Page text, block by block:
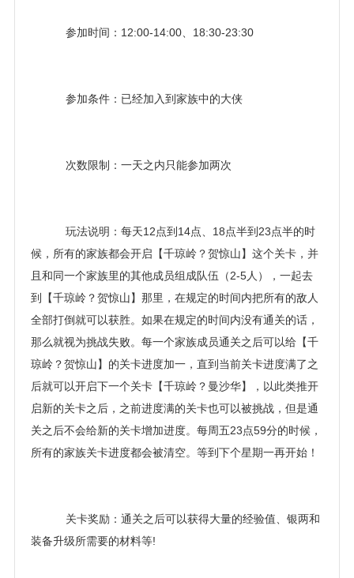
参加时间：12:00-14:00、18:30-23:30
参加条件：已经加入到家族中的大侠
次数限制：一天之内只能参加两次
玩法说明：每天12点到14点、18点半到23点半的时
候，所有的家族都会开启【千琼岭？贺惊山】这个关卡，并
且和同一个家族里的其他成员组成队伍（2-5人），一起去
到【千琼岭？贺惊山】那里，在规定的时间内把所有的敌人
全部打倒就可以获胜。如果在规定的时间内没有通关的话，
那么就视为挑战失败。每一个家族成员通关之后可以给【千
琼岭？贺惊山】的关卡进度加一，直到当前关卡进度满了之
后就可以开启下一个关卡【千琼岭？曼沙华】，以此类推开
启新的关卡之后，之前进度满的关卡也可以被挑战，但是通
关之后不会给新的关卡增加进度。每周五23点59分的时候，
所有的家族关卡进度都会被清空。等到下个星期一再开始！
关卡奖励：通关之后可以获得大量的经验值、银两和
装备升级所需要的材料等!